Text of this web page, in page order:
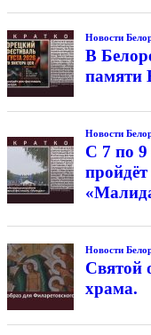
Новости
В
памяти
Новости
С 7 по 9
Новости
Святой
храма.